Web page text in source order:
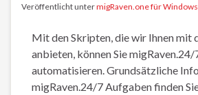
Veröffentlicht untermigRaven.one für Windows
Mit den Skripten, die wir Ihnen mit
anbieten, können Sie
automatisieren. Grundsätzliche
migRaven.24/7 Aufgaben finden